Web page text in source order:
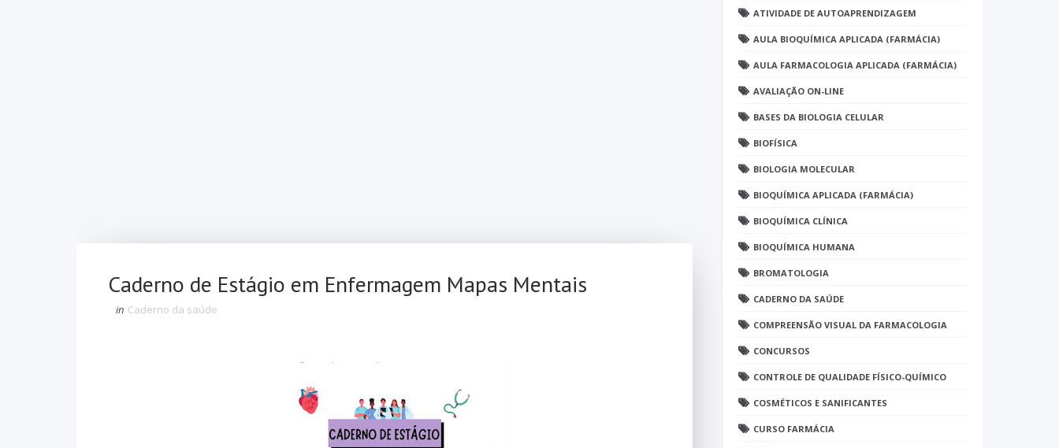
Caderno de Estágio em Enfermagem Mapas Mentais
in Caderno da saúde
ATIVIDADE DE AUTOAPRENDIZAGEM
AULA BIOQUÍMICA APLICADA (FARMÁCIA)
AULA FARMACOLOGIA APLICADA (FARMÁCIA)
AVALIAÇÃO ON-LINE
BASES DA BIOLOGIA CELULAR
BIOFÍSICA
BIOLOGIA MOLECULAR
BIOQUÍMICA APLICADA (FARMÁCIA)
BIOQUÍMICA CLÍNICA
BIOQUÍMICA HUMANA
BROMATOLOGIA
CADERNO DA SAÚDE
COMPREENSÃO VISUAL DA FARMACOLOGIA
CONCURSOS
CONTROLE DE QUALIDADE FÍSICO-QUÍMICO
COSMÉTICOS E SANIFICANTES
CURSO FARMÁCIA